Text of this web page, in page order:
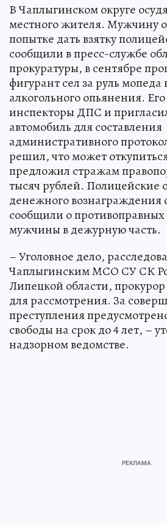
В Чаплыгинском округе
местного жителя. Мужчину
попытке дать взятку
сообщили в пресс-службе
прокуратуры, в сентябре
фигурант сел за руль мопеда
алкогольного опьянения.
инспекторы ДПС и
автомобиль для составления
административного
решил, что может
предложил стражам
тысяч рублей. Полицейские
денежного вознаграждения
сообщили о противоправных
мужчины в дежурную часть.
– Уголовное дело,
Чаплыгинским МСО СУ СК
Липецкой области,
для рассмотрения. За
преступления
свободы на срок до 4 лет, –
надзорном ведомстве.